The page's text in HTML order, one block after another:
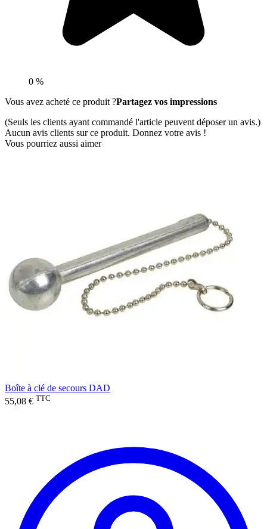
0 %
Vous avez acheté ce produit ?Partagez vos impressions
(Seuls les clients ayant commandé l'article peuvent déposer un avis.)
Aucun avis clients sur ce produit. Donnez votre avis !
Vous pourriez aussi aimer
Boîte à clé de secours DAD
55,08 € TTC